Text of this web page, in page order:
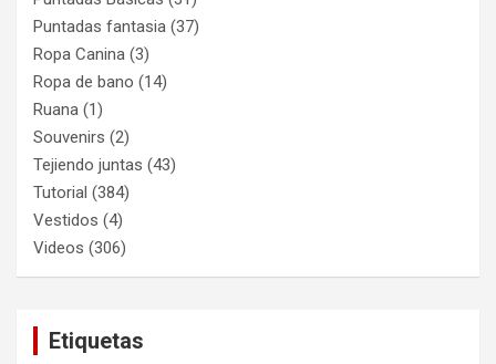
Puntadas fantasia (37)
Ropa Canina (3)
Ropa de bano (14)
Ruana (1)
Souvenirs (2)
Tejiendo juntas (43)
Tutorial (384)
Vestidos (4)
Videos (306)
Etiquetas